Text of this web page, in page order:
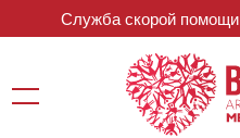
Служба скорой помощи